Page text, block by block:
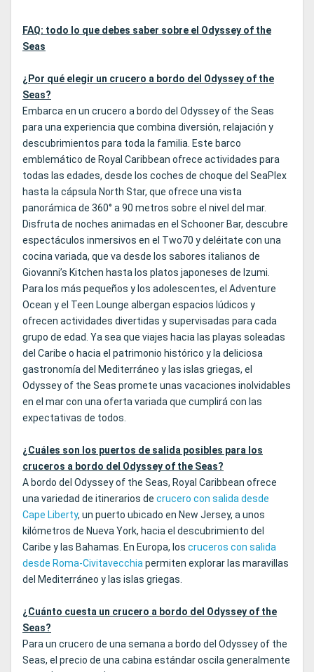
FAQ: todo lo que debes saber sobre el Odyssey of the
Seas
¿Por qué elegir un crucero a bordo del Odyssey of the
Seas?
Embarca en un crucero a bordo del Odyssey of the Seas
para una experiencia que combina diversión, relajación y
descubrimientos para toda la familia. Este barco
emblemático de Royal Caribbean ofrece actividades para
todas las edades, desde los coches de choque del SeaPlex
hasta la cápsula North Star, que ofrece una vista
panorámica de 360° a 90 metros sobre el nivel del mar.
Disfruta de noches animadas en el Schooner Bar, descubre
espectáculos inmersivos en el Two70 y deléitate con una
cocina variada, que va desde los sabores italianos de
Giovanni’s Kitchen hasta los platos japoneses de Izumi.
Para los más pequeños y los adolescentes, el Adventure
Ocean y el Teen Lounge albergan espacios lúdicos y
ofrecen actividades divertidas y supervisadas para cada
grupo de edad. Ya sea que viajes hacia las playas soleadas
del Caribe o hacia el patrimonio histórico y la deliciosa
gastronomía del Mediterráneo y las islas griegas, el
Odyssey of the Seas promete unas vacaciones inolvidables
en el mar con una oferta variada que cumplirá con las
expectativas de todos.
¿Cuáles son los puertos de salida posibles para los
cruceros a bordo del Odyssey of the Seas?
A bordo del Odyssey of the Seas, Royal Caribbean ofrece
una variedad de itinerarios de crucero con salida desde
Cape Liberty, un puerto ubicado en New Jersey, a unos
kilómetros de Nueva York, hacia el descubrimiento del
Caribe y las Bahamas. En Europa, los cruceros con salida
desde Roma-Civitavecchiapermiten explorar las maravillas
del Mediterráneo y las islas griegas.
¿Cuánto cuesta un crucero a bordo del Odyssey of the
Seas?
Para un crucero de una semana a bordo del Odyssey of the
Seas, el precio de una cabina estándar oscila generalmente